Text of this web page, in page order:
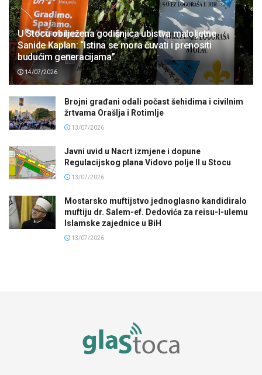
U Stocu obilježena godišnjica ubistva maloljetne
Sanide Kaplan: “Istina se mora čuvati i prenositi
budućim generacijama”
14/07/2026
Brojni građani odali počast šehidima i civilnim
žrtvama Orašlja i Rotimlje
13/07/2026
Javni uvid u Nacrt izmjene i dopune
Regulacijskog plana Vidovo polje II u Stocu
13/07/2026
Mostarsko muftijstvo jednoglasno kandidiralo
muftiju dr. Salem-ef. Dedovića za reisu-l-ulemu
Islamske zajednice u BiH
13/07/2026